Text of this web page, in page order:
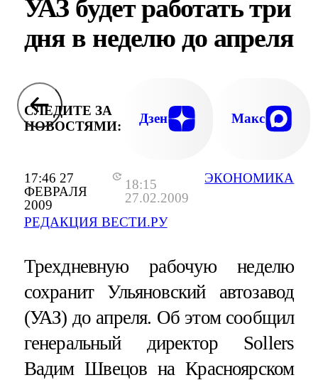
17:46 27
ФЕВРАЛЯ
2009
18:15
27.02.2009
РЕДАКЦИЯ ВЕСТИ.РУ
ЭКОНОМИКА
УАЗ будет работать три
дня в неделю до апреля
СЛЕДИТЕ ЗА
НОВОСТЯМИ:
Дзен Макс
Трехдневную рабочую неделю
сохранит Ульяновский автозавод
(УАЗ) до апреля. Об этом сообщил
генеральный директор Sollers
Вадим Швецов на Красноярском